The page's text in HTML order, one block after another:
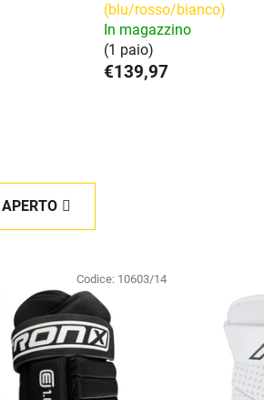
(blu/rosso/bianco)
In magazzino
(1 paio)
€139,97
Codice: 10603/14